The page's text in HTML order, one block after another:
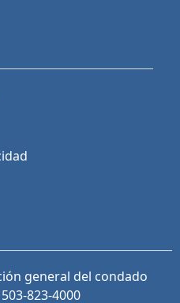
general del condado
823-4000